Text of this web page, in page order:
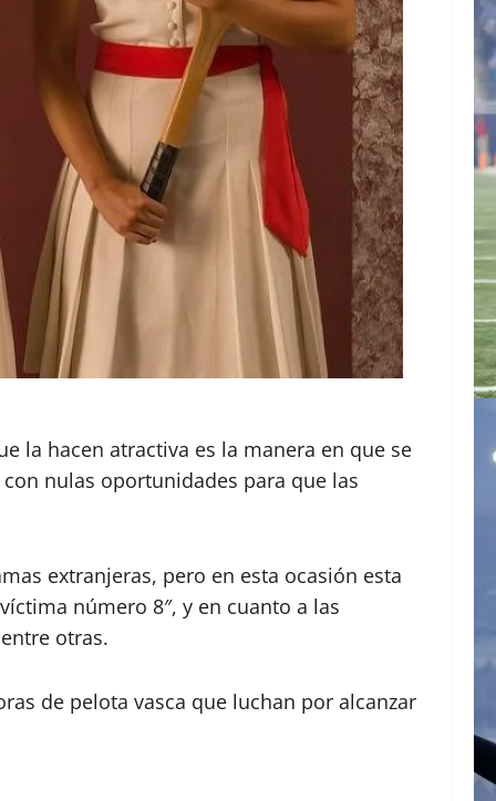
la hacen atractiva es la manera en que se
nulas oportunidades para que las
extranjeras, pero en esta ocasión esta
número 8″, y en cuanto a las
otras.
de pelota vasca que luchan por alcanzar